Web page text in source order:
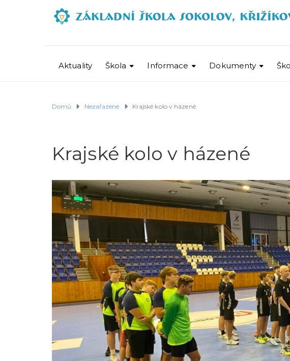
Aktuality Škola Informace Dokumenty
Domů Nezařazené Krajské kolo v házené
Krajské kolo v házené